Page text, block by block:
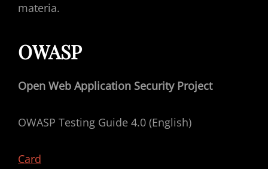
materia.
OWASP
Open Web Application Security Project
OWASP Testing Guide 4.0 (English)
Card